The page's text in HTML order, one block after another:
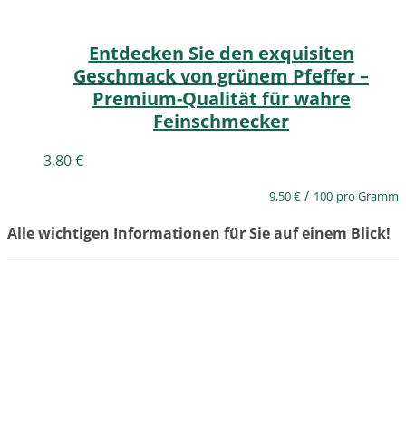
Entdecken Sie den exquisiten
Geschmack von grünem Pfeffer –
Premium-Qualität für wahre
Feinschmecker
3,80€
9,50€ / 100 pro Gramm
Alle wichtigen Informationen für Sie auf einem Blick!